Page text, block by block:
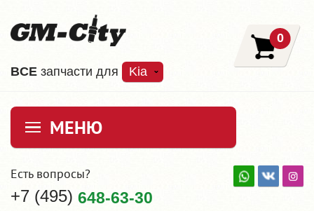
ВCE запчасти для Kia
0
МЕНЮ
Есть вопросы?
+7 (495) 648-63-30